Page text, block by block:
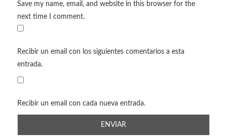
Save my name, email, and website in this browser for the
next time I comment.
Recibir un email con los siguientes comentarios a esta
entrada.
Recibir un email con cada nueva entrada.